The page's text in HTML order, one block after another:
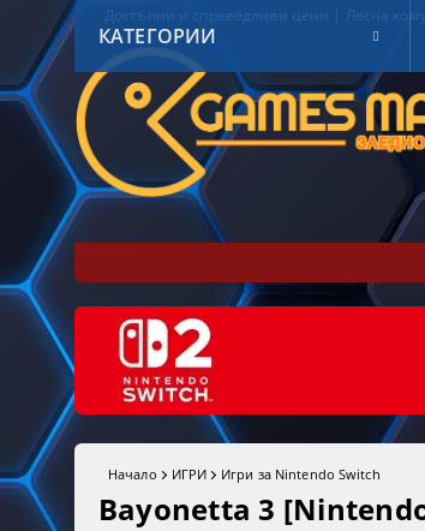
Достъпни и справедливи цени | Лесна
КАТЕГОРИИ
Начало ИГРИ Игри за Nintendo Switch
Bayonetta 3